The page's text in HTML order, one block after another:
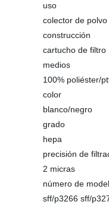
uso
colector de
construcción
cartucho de filtro
medios
100% poliéster/
color
blanco/negro
grado
hepa
precisión de
2 micras
número de
sff/p3266 sff/